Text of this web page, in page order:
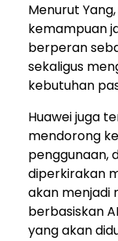
Menurut
kemampuan
berperan
sekaligus
kebutuhan
Huawei juga
mendorong
penggunaan,
diperkirakan
akan menjadi
berbasiskan
yang akan